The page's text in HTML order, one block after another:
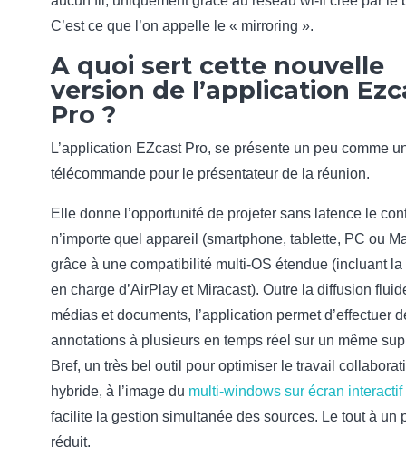
C’est ce que l’on appelle le « mirroring ».
A quoi sert cette nouvelle
version de l’application
Pro ?
L’application EZcast Pro, se présente un peu comme
télécommande pour le présentateur de la réunion.
Elle donne l’opportunité de projeter sans latence le
n’importe quel appareil (smartphone, tablette, PC ou
grâce à une compatibilité multi-OS étendue (incluant la
en charge d’AirPlay et Miracast). Outre la diffusion
médias et documents, l’application permet d’effectuer
annotations à plusieurs en temps réel sur un même
Bref, un très bel outil pour optimiser le travail
hybride, à l’image du multi-windows sur écran interactif
facilite la gestion simultanée des sources. Le tout à un
réduit.